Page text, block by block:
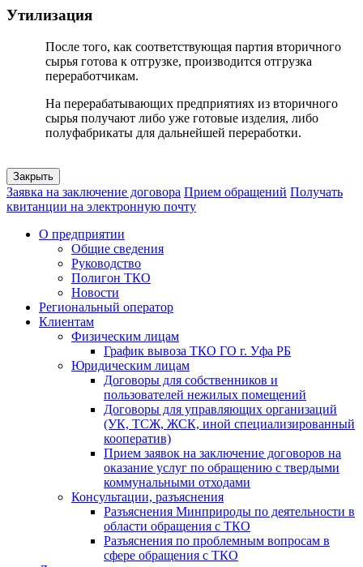
Утилизация
После того, как соответствующая партия вторичного
сырья готова к отгрузке, производится отгрузка
переработчикам.
На перерабатывающих предприятиях из вторичного
сырья получают либо уже готовые изделия, либо
полуфабрикаты для дальнейшей переработки.
Закрыть
Заявка на заключение договора Прием обращений Получать
квитанции на электронную почту
О предприятии
Общие сведения
Руководство
Полигон ТКО
Новости
Региональный оператор
Клиентам
Физическим лицам
График вывоза ТКО ГО г. Уфа РБ
Юридическим лицам
Договоры для собственников и
пользователей нежилых помещений
Договоры для управляющих организаций
(УК, ТСЖ, ЖСК, иной специализированный
кооператив)
Прием заявок на заключение договоров на
оказание услуг по обращению с твердыми
коммунальными отходами
Консультации, разъяснения
Разъяснения Минприроды по деятельности в
области обращения с ТКО
Разъяснения по проблемным вопросам в
сфере обращения с ТКО